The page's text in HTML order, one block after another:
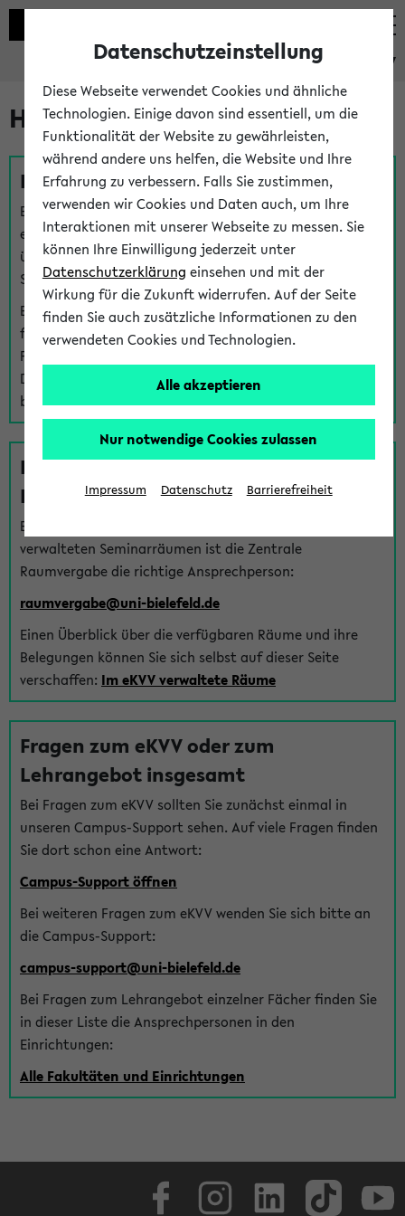
eKVV
Hilfe & Kontakt
Fragen zu einzelnen Veranstaltungen
Bei inhaltlichen und organisatorischen Fragen zu
einzelnen Veranstaltungen finden Sie Ansprechpersonen
über denFragen-Link bei jeder Veranstaltung. Der BIS
Support kann hier meist keine direkte Hilfe leisten.
Bei Veranstaltungen mit eKVV Teilnahmemanagement
finden Sie eine Auskunft über die Personen, die Ihre
Platzzuteilung im eKVV eingetragen haben, auf der
Detailseite zum Teilnahmemanagement der
betreffenden Veranstaltung.
Fragen zu im eKVV verwalteten
Räumen
Bei Fragen zur Vergabe von Hörsälen und vom eKVV
verwalteten Seminarräumen ist die Zentrale
Raumvergabe die richtige Ansprechperson:
raumvergabe@uni-bielefeld.de
Einen Überblick über die verfügbaren Räume und ihre
Belegungen können Sie sich selbst auf dieser Seite
verschaffen: Im eKVV verwaltete Räume
Fragen zum eKVV oder zum
Lehrangebot insgesamt
Bei Fragen zum eKVV sollten Sie zunächst einmal in
unseren Campus-Support sehen. Auf viele Fragen finden
Sie dort schon eine Antwort:
Campus-Support öffnen
Bei weiteren Fragen zum eKVV wenden Sie sich bitte an
die Campus-Support:
campus-support@uni-bielefeld.de
Bei Fragen zum Lehrangebot einzelner Fächer finden Sie
in dieser Liste die Ansprechpersonen in den
Einrichtungen:
Alle Fakultäten und Einrichtungen
Datenschutzeinstellung
Diese Webseite verwendet Cookies und ähnliche
Technologien. Einige davon sind essentiell, um die
Funktionalität der Website zu gewährleisten,
während andere uns helfen, die Website und Ihre
Erfahrung zu verbessern. Falls Sie zustimmen,
verwenden wir Cookies und Daten auch, um Ihre
Interaktionen mit unserer Webseite zu messen. Sie
können Ihre Einwilligung jederzeit unter
Datenschutzerklärung einsehen und mit der
Wirkung für die Zukunft widerrufen. Auf der Seite
finden Sie auch zusätzliche Informationen zu den
verwendeten Cookies und Technologien.
Alle akzeptieren
Nur notwendige Cookies zulassen
Impressum Datenschutz Barrierefreiheit